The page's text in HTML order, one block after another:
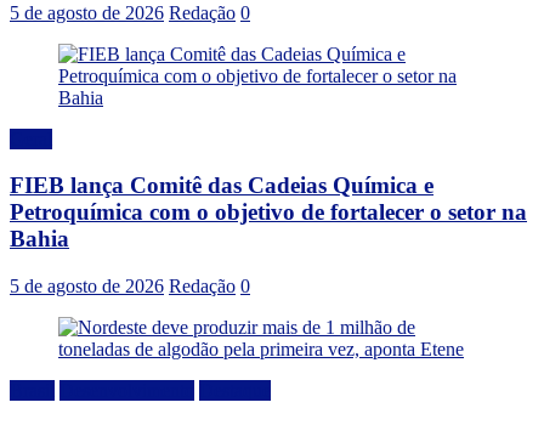
5 de agosto de 2026 Redação 0
FIEB lança Comitê das Cadeias Química e
Petroquímica com o objetivo de fortalecer o setor na
Bahia
5 de agosto de 2026 Redação 0